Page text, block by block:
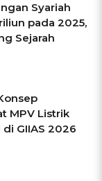
Syariah
pada 2025,
Sejarah
MPV Listrik
di GIIAS 2026